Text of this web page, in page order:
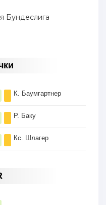
Бундеслига
К. Баумгартнер
Р. Баку
Кс. Шлагер